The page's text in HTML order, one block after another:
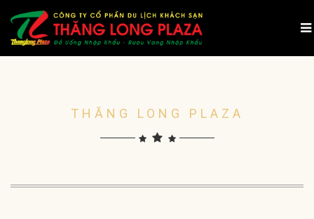
THĂNG LONG PLAZA